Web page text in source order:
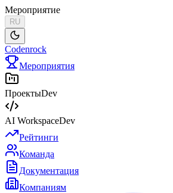
Мероприятие
RU
Codenrock
Мероприятия
ПроектыDev
AI WorkspaceDev
Рейтинги
Команда
Документация
Компаниям